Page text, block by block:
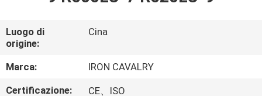
MOSTRA
VR
CHI
SIAMO
Luogo di
origine:
Cina
Marca:
IRON CAVALRY
Certificazione:
CE、ISO